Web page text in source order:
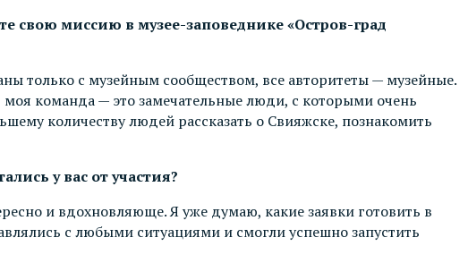
свою миссию в музее-заповеднике «Остров-град
только с музейным сообществом, все авторитеты — музейные.
команда — это замечательные люди, с которыми очень
количеству людей рассказать о Свияжске, познакомить
у вас от участия?
и вдохновляюще. Я уже думаю, какие заявки готовить в
с любыми ситуациями и смогли успешно запустить